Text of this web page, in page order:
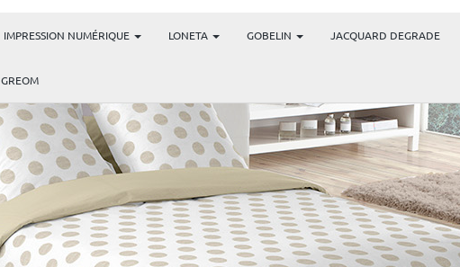
IMPRESSION NUMÉRIQUE LONETA GOBELIN JACQUARD DEGRADE
GREOM